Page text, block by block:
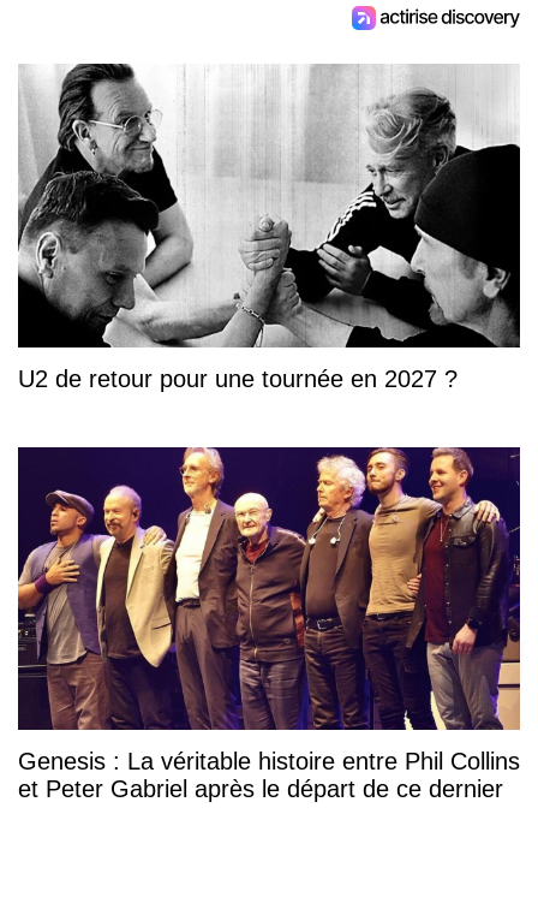
U2 de retour pour une tournée en 2027 ?
Genesis : La véritable histoire entre Phil Collins
et Peter Gabriel après le départ de ce dernier